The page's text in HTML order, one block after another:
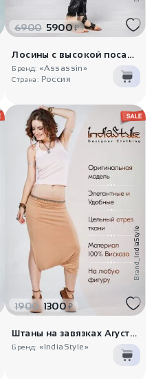
6900 5900₽
Лосины с высокой посадкой «Калли..
Бренд: «Assassin»
Страна: Россия
Brand_
IndiaStyle
1900 1300 ₽
Штаны на завязках Агустус
Бренд: «IndiaStyle»